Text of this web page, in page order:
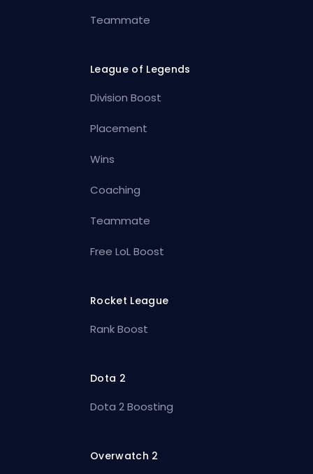
Teammate
League of Legends
Division Boost
Placement
Wins
Coaching
Teammate
Free LoL Boost
Rocket League
Rank Boost
Dota 2
Dota 2 Boosting
Overwatch 2